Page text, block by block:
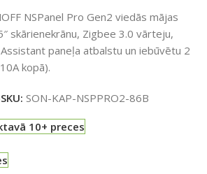
NSPanel Pro Gen2 viedās mājas
skārienekrānu, Zigbee 3.0 vārteju,
paneļa atbalstu un iebūvētu 2
kopā).
SKU: SON-KAP-NSPPRO2-86B
10+ preces